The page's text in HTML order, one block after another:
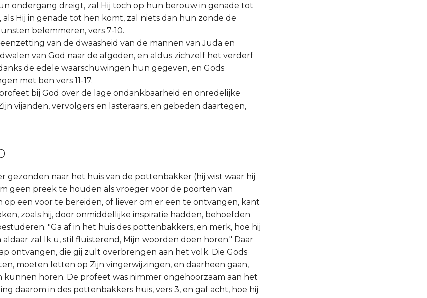
ondergang dreigt, zal Hij toch op hun berouw in genade tot
als Hij in genade tot hen komt, zal niets dan hun zonde de
belemmeren, vers 7-10.
van de dwaasheid van de mannen van Juda en
van God naar de afgoden, en aldus zichzelf het verderf
de edele waarschuwingen hun gegeven, en Gods
met ben vers 11-17.
bij God over de lage ondankbaarheid en onredelijke
vijanden, vervolgers en lasteraars, en gebeden daartegen,
gezonden naar het huis van de pottenbakker (hij wist waar hij
geen preek te houden als vroeger voor de poorten van
op een voor te bereiden, of liever om er een te ontvangen, kant
zoals hij, door onmiddellijke inspiratie hadden, behoefden
"Ga af in het huis des pottenbakkers, en merk, hoe hij
zal Ik u, stil fluisterend, Mijn woorden doen horen." Daar
ontvangen, die gij zult overbrengen aan het volk. Die Gods
moeten letten op Zijn vingerwijzingen, en daarheen gaan,
kunnen horen. De profeet was nimmer ongehoorzaam aan het
daarom in des pottenbakkers huis, vers 3, en gaf acht, hoe hij